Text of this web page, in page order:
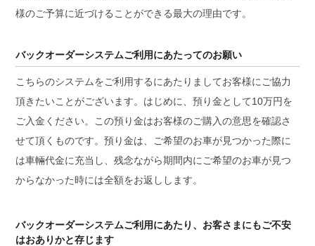
様のご予算に近づけることができる最大の理由です。
バックオーダーシステムご利用にあたってのお願い
こちらのシステムをご利用するにあたりましてお客様にご協力
頂きたいことがございます。はじめに、預り金として10万円を
ご入金ください。この預り金はお客様のご購入の意思を確認さ
せて頂くものです。預り金は、ご希望のお車が見つかった際に
は車輛代金に充当し、残念ながら期間内にご希望のお車が見つ
からなかった時には全額をお返しします。
バックオーダーシステムご利用にあたり、お客さまにもご不安
はおありかと存じます